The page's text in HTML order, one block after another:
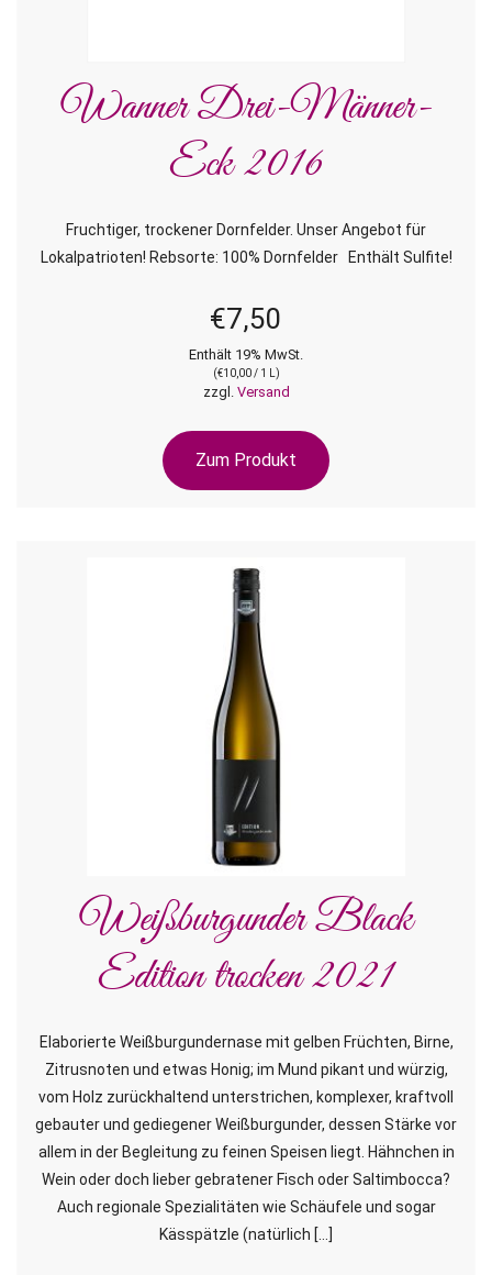
Wanner Drei-Männer-
Eck 2016
Fruchtiger, trockener Dornfelder. Unser Angebot für
Lokalpatrioten! Rebsorte: 100% Dornfelder Enthält Sulfite!
€7,50
Enthält 19% MwSt.
(€10,00/ 1 L)
zzgl. Versand
Zum Produkt
Weißburgunder Black
Edition trocken 2021
Elaborierte Weißburgundernase mit gelben Früchten, Birne,
Zitrusnoten und etwas Honig; im Mund pikant und würzig,
vom Holz zurückhaltend unterstrichen, komplexer, kraftvoll
gebauter und gediegener Weißburgunder, dessen Stärke vor
allem in der Begleitung zu feinen Speisen liegt. Hähnchen in
Wein oder doch lieber gebratener Fisch oder Saltimbocca?
Auch regionale Spezialitäten wie Schäufele und sogar
Kässpätzle (natürlich […]